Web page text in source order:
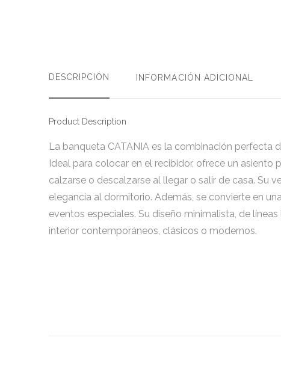
DESCRIPCIÓN INFORMACIÓN ADICIONAL
Product Description
La banqueta CATANIA es la combinación perfecta
Ideal para colocar en el recibidor, ofrece un
calzarse o descalzarse al llegar o salir de casa. Su
elegancia al dormitorio. Además, se convierte en
eventos especiales. Su diseño minimalista, de
interior contemporáneos, clásicos o modernos.